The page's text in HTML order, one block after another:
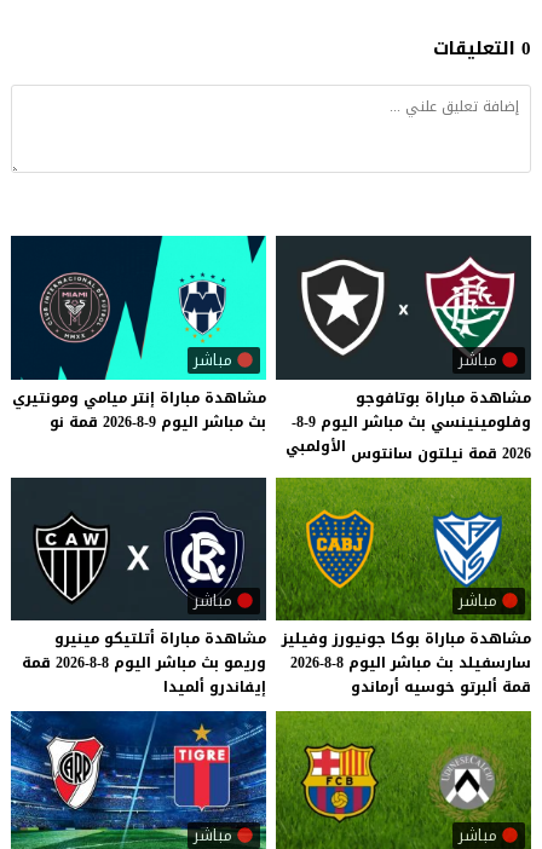
0 التعليقات
مباشر
مشاهدة مباراة بوتافوجو
وفلومينينسي بث مباشر اليوم 9-8-
2026 قمة نيلتون سانتوس
الأولمبي
مباشر
مشاهدة مباراة إنترميامي ومونتيري
بث مباشر اليوم 9-8-2026 قمة نو
مباشر
مشاهدة مباراة بوكا جونيورز وفيليز
سارسفيلد بث مباشر اليوم 8-8-2026
قمة ألبرتو خوسيه أرماندو
مباشر
مشاهدة مباراة أتلتيكو مينيرو
وريمو بث مباشر اليوم 8-8-2026
قمة
إيفاندرو ألميدا
مباشر مباشر